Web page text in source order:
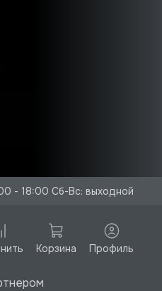
- 18:00 Сб-Вс: выходной
Корзина Профиль